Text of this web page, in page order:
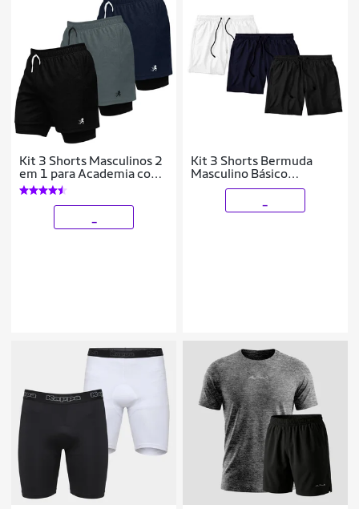
Kit 3 Shorts Masculinos 2
em 1 para Academia com
Estampa Esportiva
Corrida
Kit 3 Shorts Bermuda
Masculino Básico
Mauricinho Tactel